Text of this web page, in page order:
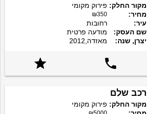
מקור החלק: פירוק מקומי
מחיר:
₪350
עיר:
רחובות
שם העסק:
מודעה פרטית
יצרן, שנה:
מאזדה,2012


רכב שלם
מקור החלק: פירוק מקומי